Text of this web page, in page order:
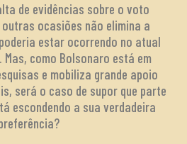
de evidências sobre o voto
outras ocasiões não elimina a
estar ocorrendo no atual
como Bolsonaro está em
e mobiliza grande apoio
será o caso de supor que parte
escondendo a sua verdadeira